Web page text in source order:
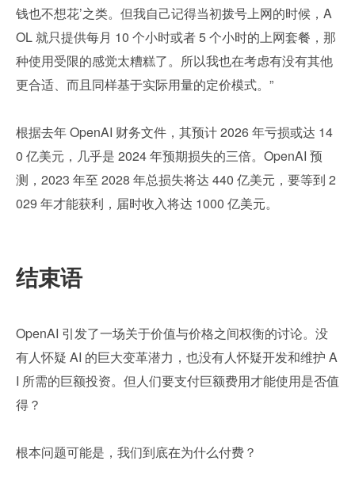
钱也不想花’之类。但我自己记得当初拨号上网的时候，A
OL 就只提供每月 10 个小时或者 5 个小时的上网套餐，那
种使用受限的感觉太糟糕了。所以我也在考虑有没有其他
更合适、而且同样基于实际用量的定价模式。”
根据去年 OpenAI 财务文件，其预计 2026 年亏损或达 14
0 亿美元，几乎是 2024 年预期损失的三倍。OpenAI 预
测，2023 年至 2028 年总损失将达 440 亿美元，要等到 2
029 年才能获利，届时收入将达 1000 亿美元。
结束语
OpenAI 引发了一场关于价值与价格之间权衡的讨论。没
有人怀疑 AI 的巨大变革潜力，也没有人怀疑开发和维护 A
I 所需的巨额投资。但人们要支付巨额费用才能使用是否值
得？
根本问题可能是，我们到底在为什么付费？